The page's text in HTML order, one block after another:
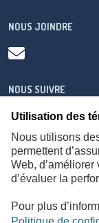
Utilisation des
Nous utilisons
permettent
Web,
d’évaluer la
Pour plus
NOUS JOINDRE
NOUS SUIVRE
À propos